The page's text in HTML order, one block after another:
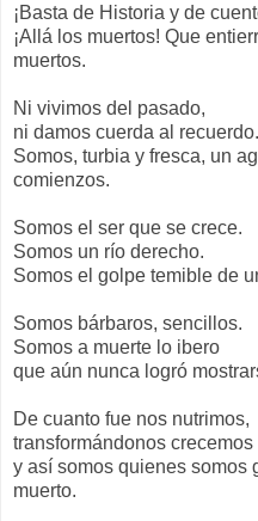
¡Basta de Historia y de
¡Allá los muertos! Que
muertos.
Ni vivimos del pasado,
ni damos cuerda al recuerdo.
Somos, turbia y fresca, un
comienzos.
Somos el ser que se crece.
Somos un río derecho.
Somos el golpe temible de
Somos bárbaros, sencillos.
Somos a muerte lo ibero
que aún nunca logró
De cuanto fue nos nutrimos,
transformándonos crecemos
y así somos quienes somos
muerto.